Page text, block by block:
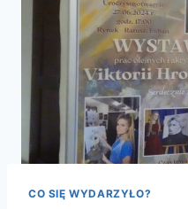
CO SIĘ WYDARZYŁO?